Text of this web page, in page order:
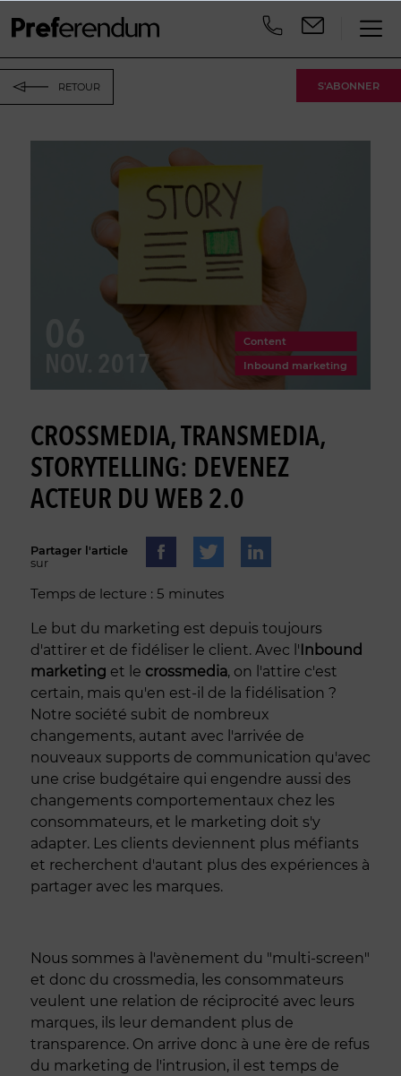
S'ABONNER
RETOUR
NOV. 2017
Content
Inbound marketing
CROSSMEDIA, TRANSMEDIA,
STORYTELLING: DEVENEZ
ACTEUR DU WEB 2.0
Partager l'article
sur
Temps de lecture : 5 minutes
Le but du marketing est depuis toujours
d'attirer et de fidéliser le client. Avec l' Inbound
marketing et le crossmedia, on l'attire c'est
certain, mais qu'en est-il de la fidélisation ?
Notre société subit de nombreux
changements, autant avec l'arrivée de
nouveaux supports de communication qu'avec
une crise budgétaire qui engendre aussi des
changements comportementaux chez les
consommateurs, et le marketing doit s'y
adapter. Les clients deviennent plus méfiants
et recherchent d'autant plus des expériences à
partager avec les marques.
Nous sommes à l'avènement du "multi-screen"
et donc du crossmedia, les consommateurs
veulent une relation de réciprocité avec leurs
marques, ils leur demandent plus de
transparence. On arrive donc à une ère de refus
du marketing de l'intrusion, il est temps de